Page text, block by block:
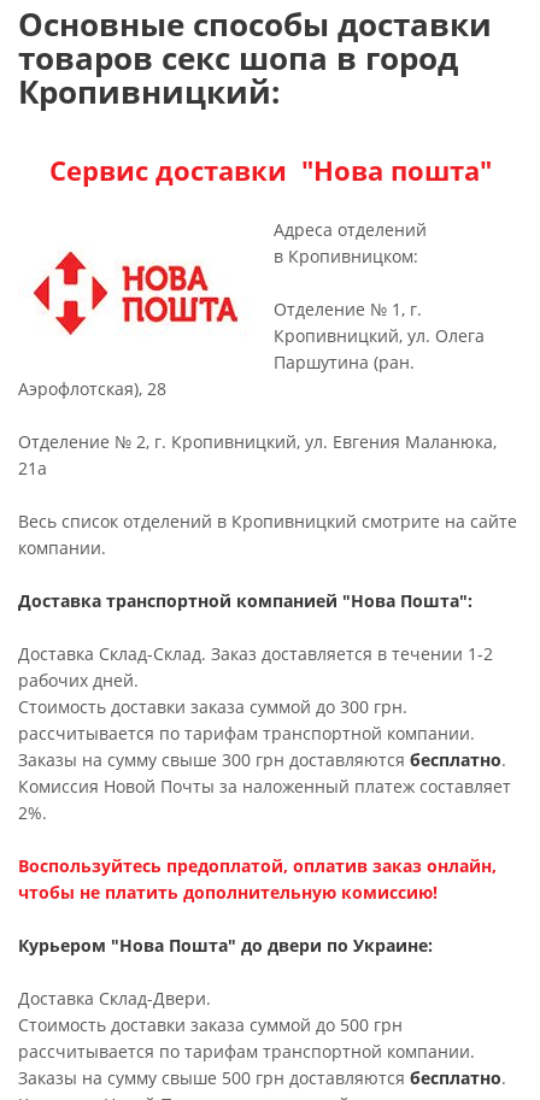
Основные способы доставки
товаров секс шопа в город
Кропивницкий:
Сервис доставки "Нова пошта"
Адреса отделений
в Кропивницком:
Отделение № 1, г.
Кропивницкий, ул. Олега
Паршутина (ран.
Аэрофлотская), 28
Отделение № 2, г. Кропивницкий, ул. Евгения Маланюка,
21а
Весь список отделений в Кропивницкий смотрите на сайте
компании.
Доставка транспортной компанией "Нова Пошта":
Доставка Склад-Склад. Заказ доставляется в течении 1-2
рабочих дней.
Стоимость доставки заказа суммой до 300 грн.
рассчитывается по тарифам транспортной компании.
Заказы на сумму свыше 300 грн доставляются бесплатно.
Комиссия Новой Почты за наложенный платеж составляет
2%.
Воспользуйтесь предоплатой, оплатив заказ онлайн,
чтобы не платить дополнительную комиссию!
Курьером "Нова Пошта" до двери по Украине:
Доставка Склад-Двери.
Стоимость доставки заказа суммой до 500 грн
рассчитывается по тарифам транспортной компании.
Заказы на сумму свыше 500 грн доставляются бесплатно.